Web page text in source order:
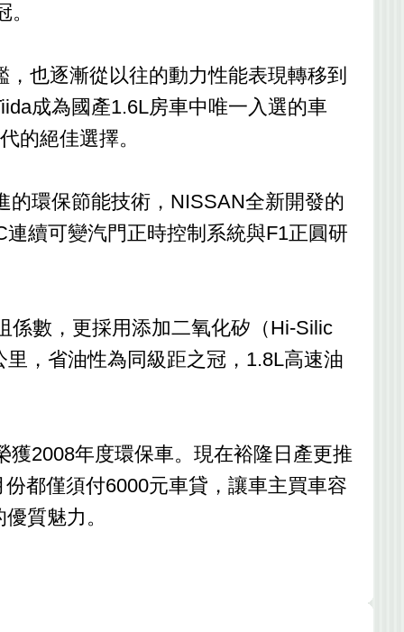
也逐漸從以往的動力性能表現轉移到
成為國產1.6L房車中唯一入選的車
的絕佳選擇。
的環保節能技術，NISSAN全新開發的
續可變汽門正時控制系統與F1正圓研
係數，更採用添加二氧化矽（Hi-Silic
，省油性為同級距之冠，1.8L高速油
2008年度環保車。現在裕隆日產更推
都僅須付6000元車貸，讓車主買車容
質魅力。